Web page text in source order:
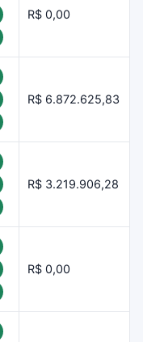
R$ 0,00
R$ 6.872.625,83
R$ 3.219.906,28
R$ 0,00